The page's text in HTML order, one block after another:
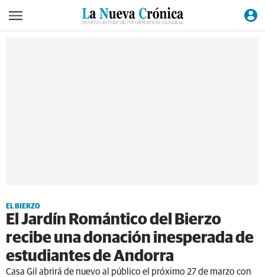
EL BIERZO
El Jardín Romántico del Bierzo
recibe una donación inesperada de
estudiantes de Andorra
Casa Gil abrirá de nuevo al público el próximo 27 de marzo con